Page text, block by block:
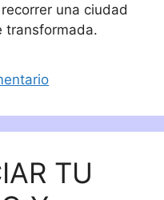
una ciudad
transformada.
TU